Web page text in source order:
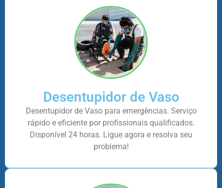
Desentupidor de Vaso
Desentupidor de Vaso para emergências. Serviço
rápido e eficiente por profissionais qualificados.
Disponível 24 horas. Ligue agora e resolva seu
problema!